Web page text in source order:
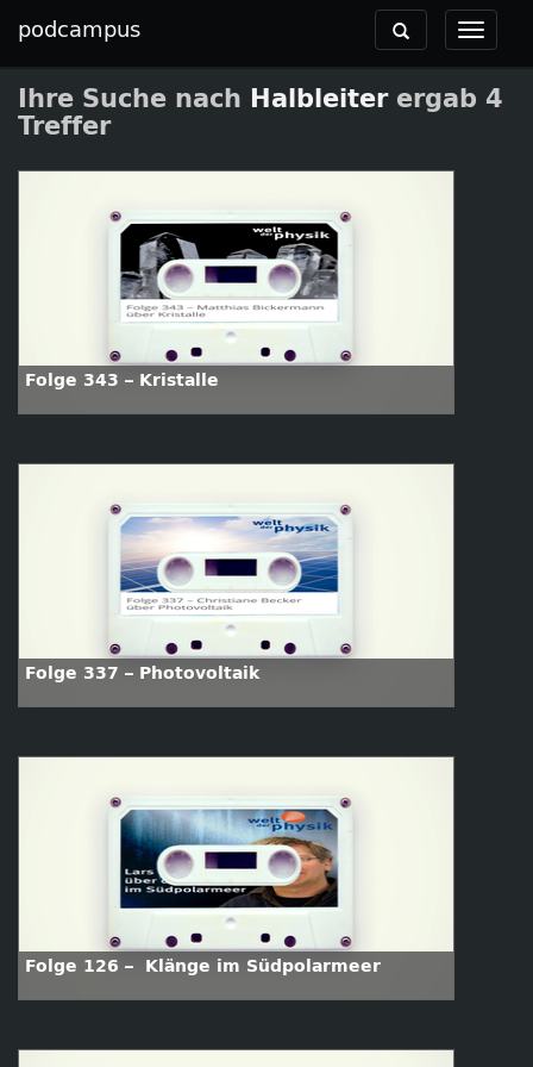
podcampus
Toggle
Toggle
navigation
Ihre Suche nach Halbleiterergab 4
Treffer
Folge 343 – Kristalle
Folge 337 – Photovoltaik
Folge 126 – Klänge im Südpolarmeer